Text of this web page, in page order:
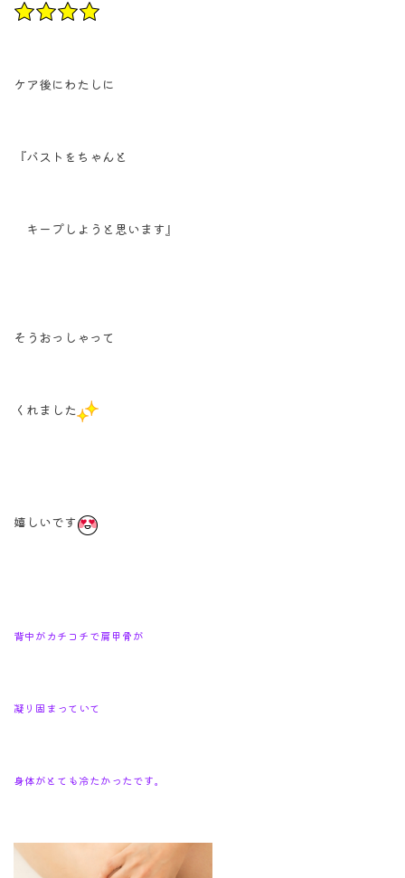
ケア後にわたしに
『バストをちゃんと
キープしようと思います』
そうおっしゃって
くれました
嬉しいです
背中がカチコチで肩甲骨が
凝り固まっていて
身体がとても冷たかったです。